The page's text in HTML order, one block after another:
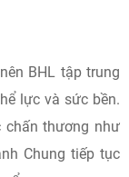
BHL tập trung
lực và sức bền.
chấn thương như
Chung tiếp tục